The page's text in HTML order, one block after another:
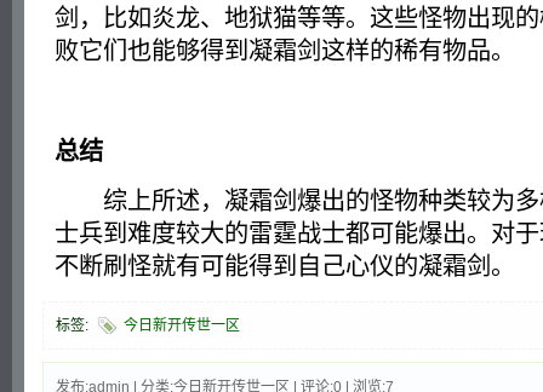
剑，比如炎龙、地狱猫等等。这些怪物出现
败它们也能够得到凝霜剑这样的稀有物品。
总结
综上所述，凝霜剑爆出的怪物种类较为多
士兵到难度较大的雷霆战士都可能爆出。对
不断刷怪就有可能得到自己心仪的凝霜剑。
标签: 今日新开传世一区
发布:admin | 分类:今日新开传世一区 | 评论:0 | 浏览:7